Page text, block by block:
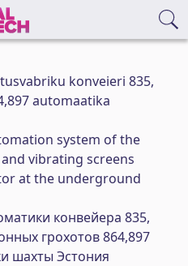
konveieri 835,
automaatika
system of the
vibrating screens
at the underground
конвейера 835,
грохотов 864,897
шахты Эстония